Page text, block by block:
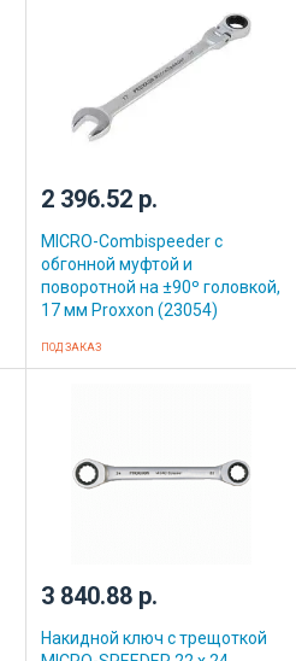
2 396.52 р.
MICRO-Combispeeder с
обгонной муфтой и
поворотной на ±90º головкой,
17 мм Proxxon (23054)
ПОД ЗАКАЗ
3 840.88 р.
Накидной ключ с трещоткой